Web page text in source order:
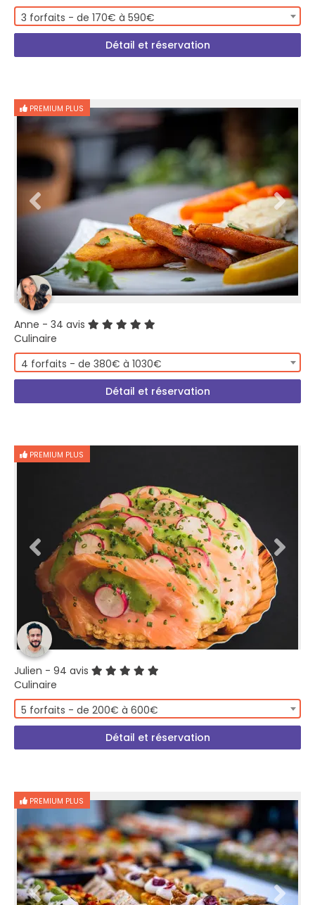
3 forfaits - de 170€ à 590€
Détail et réservation
PREMIUM PLUS
Anne - 34 avis
Culinaire
4 forfaits - de 380€ à 1030€
Détail et réservation
PREMIUM PLUS
Julien - 94 avis
Culinaire
5 forfaits - de 200€ à 600€
Détail et réservation
PREMIUM PLUS